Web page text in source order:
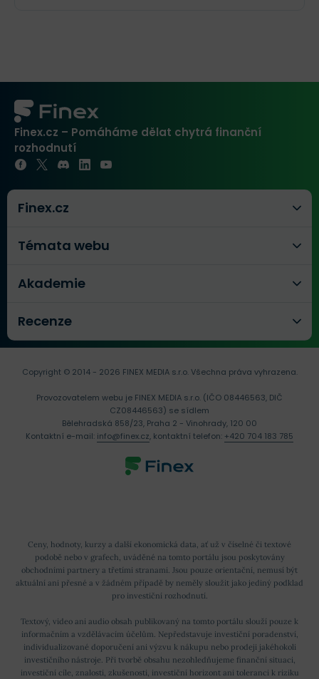
Finex.cz – Pomáháme dělat chytrá finanční
rozhodnutí
Finex.cz
Témata webu
Akademie
Recenze
Ceny, hodnoty, kurzy a další ekonomická data, ať už v číselné či textové
podobě nebo v grafech, uváděné na tomto portálu jsou poskytovány
obchodními partnery a třetími stranami. Jsou pouze orientační, nemusí být
aktuální ani přesné a v žádném případě by neměly sloužit jako jediný podklad
pro investiční rozhodnutí.
Textový, video ani audio obsah publikovaný na tomto portálu slouží pouze k
informačním a vzdělávacím účelům. Nepředstavuje investiční poradenství,
individualizované doporučení ani výzvu k nákupu nebo prodeji jakéhokoli
investičního nástroje. Při tvorbě obsahu nezohledňujeme finanční situaci,
investiční cíle, znalosti, zkušenosti, investiční horizont ani toleranci k riziku
Copyright © 2014 - 2026 FINEX MEDIA s.r.o.Všechna práva vyhrazena.
Provozovatelem webu je FINEX MEDIA s.r.o. (IČO 08446563, DIČ
CZ08446563) se sídlem
Bělehradská 858/23, Praha 2 - Vinohrady, 120 00
Kontaktní e-mail: info@finex.cz, kontaktní telefon: +420 704 183 785